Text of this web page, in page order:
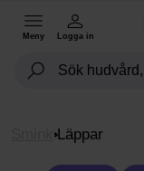
Meny Logga in
Läppar